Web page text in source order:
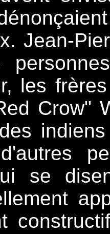
Jean-
les
Crow"
se